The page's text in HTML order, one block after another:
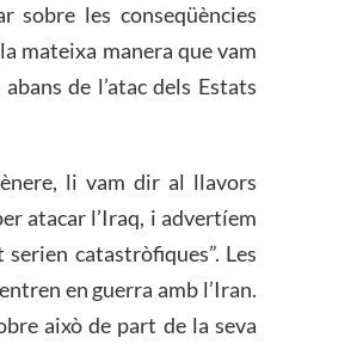
sobre les conseqüències
mateixa manera que vam
de l’atac dels Estats
li vam dir al llavors
atacar l’Iraq, i advertíem
catastròfiques”. Les
en guerra amb l’Iran.
això de part de la seva